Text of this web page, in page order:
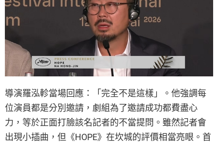
導演羅泓軫當場回應：「完全不是這樣」。他強調每
位演員都是分別邀請，劇組為了邀請成功都費盡心
力，等於正面打臉該名記者的不當提問。雖然記者會
出現小插曲，但《HOPE》在坎城的評價相當亮眼。首